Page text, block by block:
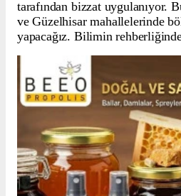
tarafından bizzat uygulanıyor.
ve Güzelhisar mahallelerinde
yapacağız. Bilimin